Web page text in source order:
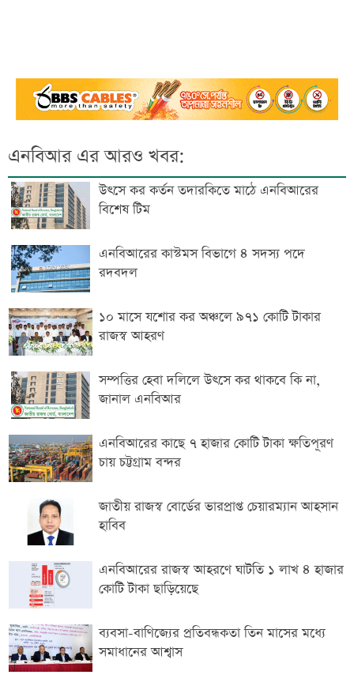
এনবিআর এর আরও খবর:
উৎসে কর কর্তন তদারকিতে মাঠে এনবিআরের
বিশেষ টিম
এনবিআরের কাস্টমস বিভাগে ৪ সদস্য পদে
রদবদল
১০ মাসে যশোর কর অঞ্চলে ৯৭১ কোটি টাকার
রাজস্ব আহরণ
সম্পত্তির হেবা দলিলে উৎসে কর থাকবে কি না,
জানাল এনবিআর
এনবিআরের কাছে ৭ হাজার কোটি টাকা ক্ষতিপূরণ
চায় চট্টগ্রাম বন্দর
জাতীয় রাজস্ব বোর্ডের ভারপ্রাপ্ত চেয়ারম্যান আহসান
হাবিব
এনবিআরের রাজস্ব আহরণে ঘাটতি ১ লাখ ৪ হাজার
কোটি টাকা ছাড়িয়েছে
ব্যবসা-বাণিজ্যের প্রতিবন্ধকতা তিন মাসের মধ্যে
সমাধানের আশ্বাস